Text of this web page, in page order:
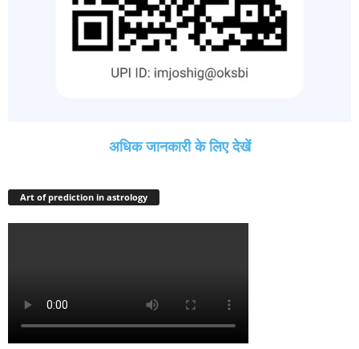
अधिक जानकारी के लिए देखें
Art of prediction in astrology